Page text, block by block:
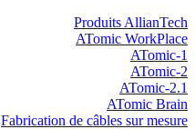
Produits AllianTech
ATomic WorkPlace
ATomic-1
ATomic-2
ATomic-2.1
ATomic Brain
Fabrication de câbles sur mesure